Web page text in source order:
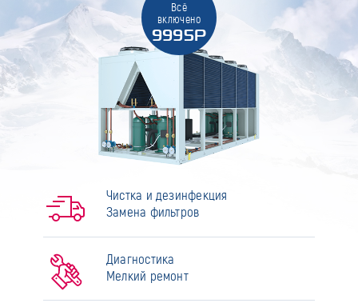
Всё
включено
9995Р
Чистка и дезинфекция
Замена фильтров
Диагностика
Мелкий ремонт